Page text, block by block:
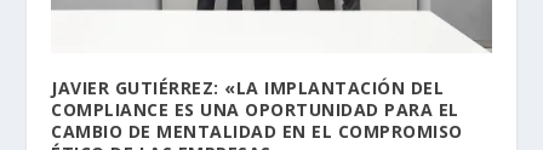
JAVIER GUTIÉRREZ: «LA IMPLANTACIÓN DEL
COMPLIANCE ES UNA OPORTUNIDAD PARA EL
CAMBIO DE MENTALIDAD EN EL COMPROMISO